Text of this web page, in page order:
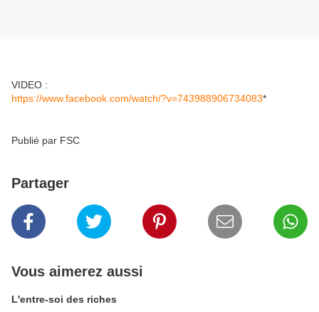
VIDEO :
https://www.facebook.com/watch/?v=743988906734083*
Publié par FSC
Partager
Vous aimerez aussi
L'entre-soi des riches